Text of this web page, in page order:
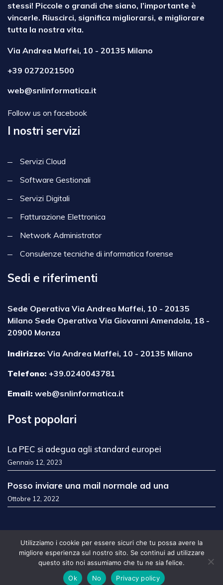
stessi! Piccole o grandi che siano, l’importante è
vincerle. Riuscirci, significa migliorarsi, e migliorare
tutta la nostra vita.
Via Andrea Maffei, 10 - 20135 Milano
+39 0272021500
web@snlinformatica.it
Follow us on facebook
I nostri servizi
Servizi Cloud
Software Gestionali
Servizi Digitali
Fatturazione Elettronica
Network Administrator
Consulenze tecniche di informatica forense
Sedi e riferimenti
Sede Operativa Via Andrea Maffei, 10 - 20135
Milano Sede Operativa Via Giovanni Amendola, 18 -
20900 Monza
Indirizzo: Via Andrea Maffei, 10 - 20135 Milano
Telefono: +39.0240043781
Email: web@snlinformatica.it
Post popolari
La PEC si adegua agli standard europei
Gennaio 12, 2023
Posso inviare una mail normale ad una
Ottobre 12, 2022
Copyright © 2026 Snlinform@tica di Salvatore
Longo all rights reserved.
Terms & Condition Privacy Policy
Utilizziamo i cookie per essere sicuri che tu possa avere la
migliore esperienza sul nostro sito. Se continui ad utilizzare
questo sito noi assumiamo che tu ne sia felice.
Ok
No Privacy policy